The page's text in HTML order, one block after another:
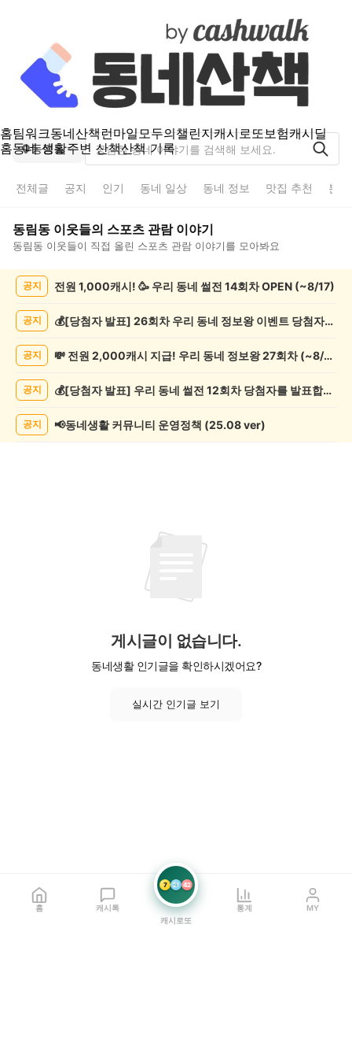
홈팀워크동네산책런마일모두의챌린지캐시로또보험캐시딜
홈동네 생활주변 산책산책 기록
동림동
전체글 공지 인기 동네 일상 동네 정보 맛집 추천 분
동림동 이웃들의 스포츠 관람이야기
동림동 이웃들이 직접 올린 스포츠 관람 이야기를 모아봐요
목
공지 전원 1,000캐시! 🥳 우리 동네 썰전 14회차 OPEN (~8/17)
공지 💰[당첨자 발표] 26회차 우리 동네 정보왕 이벤트 당첨자를 발표합니다!
공지 💸 전원 2,000캐시 지급! 우리 동네 정보왕 27회차 (~8/10)
공지 💰[당첨자 발표] 우리 동네 썰전 12회차 당첨자를 발표합니다!
공지 📢동네생활 커뮤니티 운영정책 (25.08 ver)
게시글이 없습니다.
동네생활 인기글을 확인하시겠어요?
실시간 인기글 보기
홈 캐시톡
7 21 42
캐시로또
통계 MY